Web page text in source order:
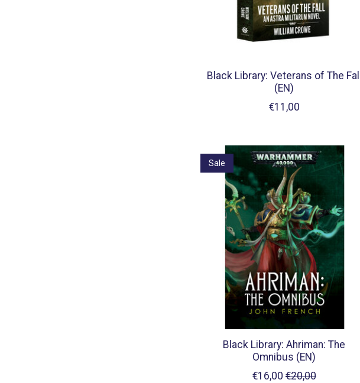
Black Library: Veterans of The Fall
(EN)
€11,00
Sale
Black Library: Ahriman: The
Omnibus (EN)
€16,00 €20,00